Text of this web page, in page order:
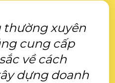
thường xuyên
cung cấp
về cách
dựng doanh